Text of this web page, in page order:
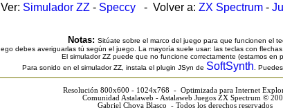
Ver: Simulador ZZ - Speccy - Volver a: ZX Spectrum -
Notas: Sitúate sobre el marco del juego para que funcionen el
debes averiguarlas tú según el juego. La mayoría suele usar: las teclas con
El simulador ZZ puede que no funcione correctamente (estamos en
Para sonido en el simulador ZZ, instala el plugin JSyn de SoftSynth .
Resolución 800x600 - 1024x768 - Optimizada para Internet
Comunidad Astalaweb - Astalaweb Juegos ZX Spectrum ©
Gabriel Chova Blasco - Todos los derechos reservados